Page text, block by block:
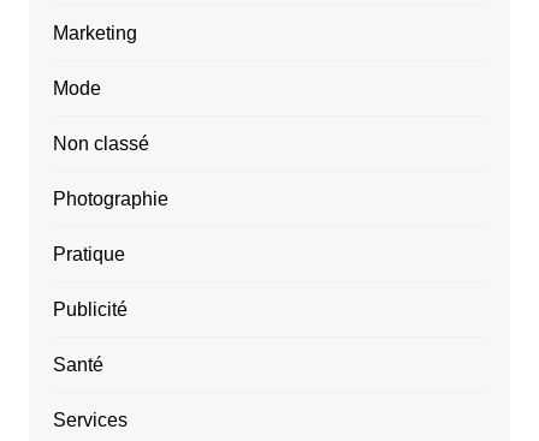
Marketing
Mode
Non classé
Photographie
Pratique
Publicité
Santé
Services